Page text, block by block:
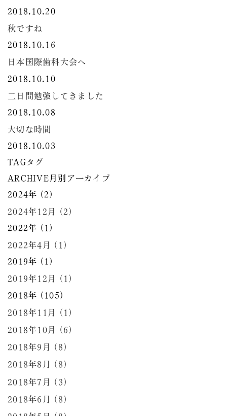
2018.10.20
秋ですね
2018.10.16
日本国際歯科大会へ
2018.10.10
二日間勉強してきました
2018.10.08
大切な時間
2018.10.03
TAGタグ
ARCHIVE 月別アーカイブ
2024年 (2)
2024年12月 (2)
2022年 (1)
2022年4月 (1)
2019年 (1)
2019年12月 (1)
2018年 (105)
2018年11月 (1)
2018年10月 (6)
2018年9月 (8)
2018年8月 (8)
2018年7月 (3)
2018年6月 (8)